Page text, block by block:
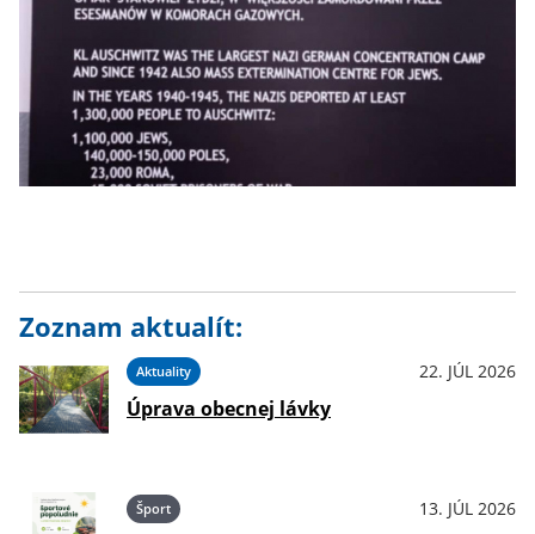
Zoznam aktualít:
Aktuality 22. JÚL 2026
Úprava obecnej lávky
Šport 13. JÚL 2026